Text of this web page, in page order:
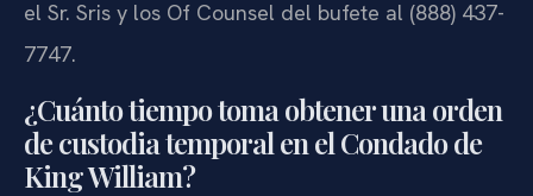
el Sr. Sris y los Of Counsel del bufete al (888) 437-
7747.
¿Cuánto tiempo toma obtener una orden
de custodia temporal en el Condado de
King William?